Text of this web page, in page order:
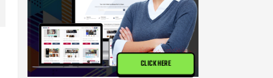
CLICK HERE